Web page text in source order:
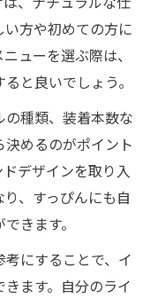
方や初めての方に
ューを選ぶ際は、
と良いでしょう。
種類、装着本数な
めるのがポイント
デザインを取り入
、すっぴんにも自
きます。
にすることで、イ
ます。自分のライ